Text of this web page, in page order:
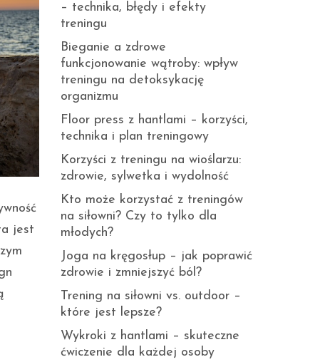
jest
– technika, błędy i efekty
treningu
Bieganie a zdrowe
funkcjonowanie wątroby: wpływ
treningu na detoksykację
organizmu
Floor press z hantlami – korzyści,
technika i plan treningowy
Korzyści z treningu na wioślarzu:
zdrowie, sylwetka i wydolność
Kto może korzystać z treningów
na siłowni? Czy to tylko dla
młodych?
Joga na kręgosłup – jak poprawić
zdrowie i zmniejszyć ból?
Trening na siłowni vs. outdoor –
które jest lepsze?
Wykroki z hantlami – skuteczne
ćwiczenie dla każdej osoby